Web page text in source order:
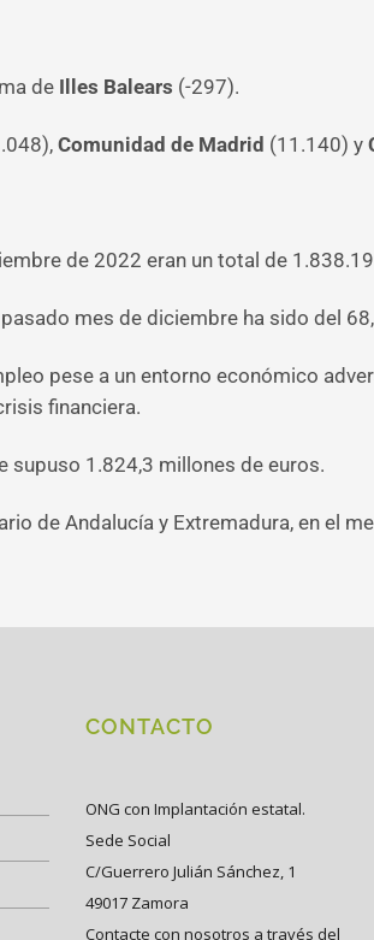
de Illes Balears (-297).
Comunidad de Madrid (11.140) y
de 2022 eran un total de
mes de diciembre ha sido del
pese a un entorno económico
financiera.
1.824,3 millones de euros.
de Andalucía y Extremadura, en el
CONTACTO
ONG con Implantación estatal.
Sede Social
C/Guerrero Julián Sánchez, 1
49017 Zamora
Contacte con nosotros a través del